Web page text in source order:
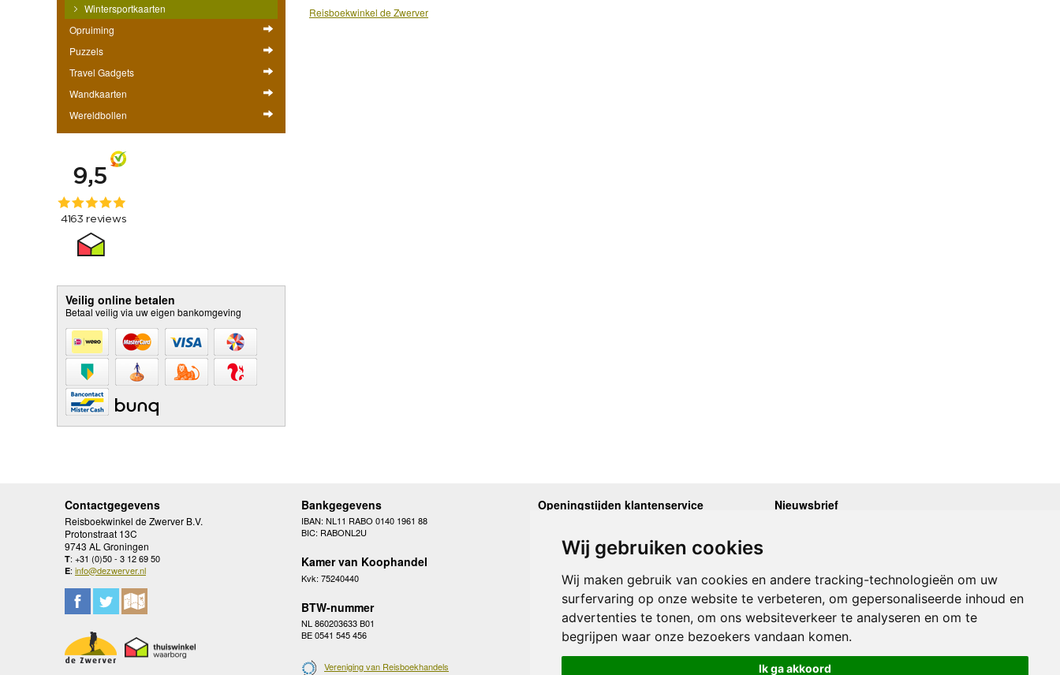
Wij gebruiken cookies
Wij maken gebruik van cookies en andere tracking-technologieën om uw
surfervaring op onze website te verbeteren, om gepersonaliseerde inhoud en
advertenties te tonen, om ons websiteverkeer te analyseren en om te
begrijpen waar onze bezoekers vandaan komen.
Ik ga akkoord
Wintersportkaarten
Opruiming
Puzzels
Travel Gadgets
Wandkaarten
Wereldbollen
Veilig online betalen
Betaal veilig via uw eigen bankomgeving
Reisboekwinkel de Zwerver
Contactgegevens
Reisboekwinkel de Zwerver B.V.
Protonstraat 13C
9743 AL Groningen
T: +31 (0)50 - 3 12 69 50
E: info@dezwerver.nl
Bankgegevens
IBAN: NL11 RABO 0140 1961 88
BIC: RABONL2U
Kamer van Koophandel
Kvk: 75240440
BTW-nummer
NL 860203633 B01
BE 0541 545 456
Vereniging van Reisboekhandels
Openingstijden klantenservice
Woensdag
10.00 - 12.30 en 13.30 - 17.00
Donderdag
Vrijdag
10.00 - 12.30 en 13.30 - 17.00
Zaterdag
gesloten
Zondag
gesloten
Nieuwsbrief
Onze laatste Nieuwsbrief
Inschrijven